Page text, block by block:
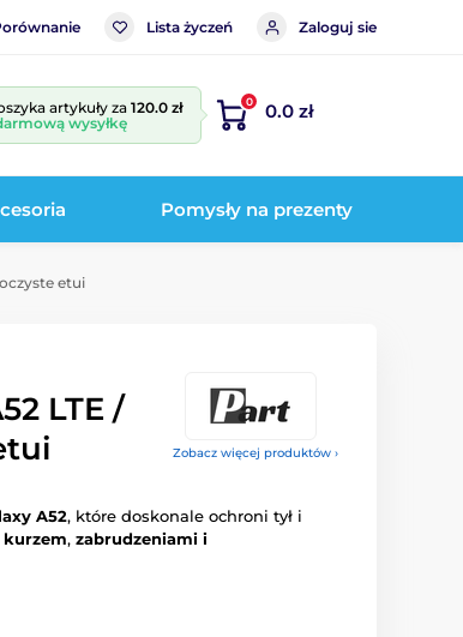
Lista życzeń Zaloguj sie
artykuły za120.0 zł
wysyłkę
0 0.0 zł
Pomysły na prezenty
etui
Zobacz więcej produktów ›
LTE /
A52, które doskonale ochroni tył i
kurzem, zabrudzeniami i